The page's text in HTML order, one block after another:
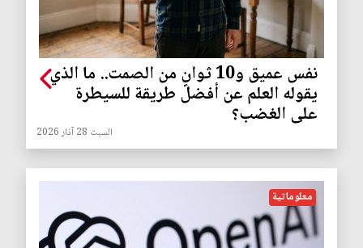
نفس عميق و10 ثوانٍ من الصمت.. ما الذي
يقوله العلم عن أفضل طريقة للسيطرة
على الغضب؟
السبت 28 آذار 2026
معلوماتية